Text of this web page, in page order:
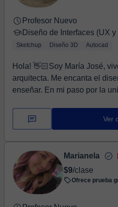
Profesor Nuevo
Diseño de Interfaces (UX y
Sketchup Diseño 3D Autocad
Hola! 👋🏻Soy María José,
arquitecta. Me encanta el
enseñar. En mi paso por la
Ver
Marianela
$9/clase
Ofrece prueba